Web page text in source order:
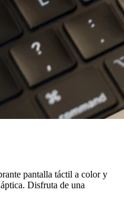
pantalla táctil a color y
Disfruta de una